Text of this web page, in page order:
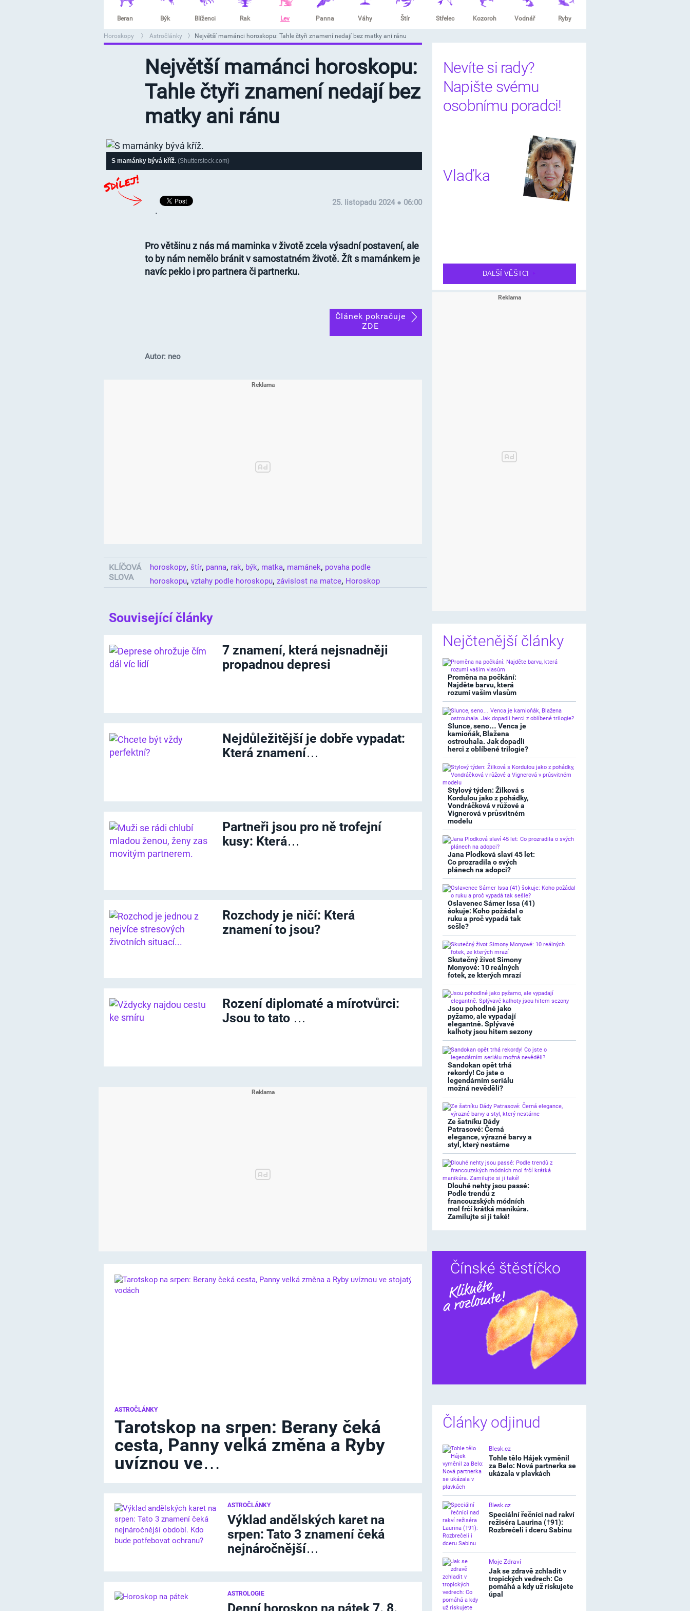
Beran Býk Blíženci Rak Lev Panna Váhy Štír Střelec Kozoroh Vodnář Ryby
Horoskopy Astročlánky Největší mamánci horoskopu: Tahle čtyři znamení nedají bez matky ani ránu
Největší mamánci horoskopu:
Tahle čtyři znamení nedají bez
matky ani ránu
S mamánky bývá kříž. (Shutterstock.com)
.
25. listopadu 2024 ● 06:00
Pro většinu z nás má maminka v životě zcela výsadní postavení, ale
to by nám nemělo bránit v samostatném životě. Žít s mamánkem je
navíc peklo i pro partnera či partnerku.
Článek pokračuje
ZDE
Autor: neo
KLÍČOVÁ
SLOVA
horoskopy, štír, panna, rak, býk, matka, mamánek, povaha podle
horoskopu, vztahy podle horoskopu, závislost na matce, Horoskop
Související články
7 znamení, která nejsnadněji
propadnou depresi
Nejdůležitější je dobře vypadat:
Která znamení…
Partneři jsou pro ně trofejní
kusy: Která…
Rozchody je ničí: Která
znamení to jsou?
Rození diplomaté a mírotvůrci:
Jsou to tato …
ASTROČLÁNKY
Tarotskop na srpen: Berany čeká
cesta, Panny velká změna a Ryby
uvíznou ve…
ASTROČLÁNKY
Výklad andělských karet na
srpen: Tato 3 znamení čeká
nejnáročnější…
ASTROLOGIE
Nevíte si rady?
Napište svému
osobnímu poradci!
Vlaďka
DALŠÍ VĚŠTCI
Nejčtenější články
Proměna na počkání:
Najděte barvu, která
rozumí vašim vlasům
Slunce, seno… Venca je
kamioňák, Blažena
ostrouhala. Jak dopadli
herci z oblíbené trilogie?
Stylový týden: Žilková s
Kordulou jako z pohádky,
Vondráčková v růžové a
Vignerová v průsvitném
modelu
Jana Plodková slaví 45 let:
Co prozradila o svých
plánech na adopci?
Oslavenec Sámer Issa (41)
šokuje: Koho požádal o
ruku a proč vypadá tak
sešle?
Skutečný život Simony
Monyové: 10 reálných
fotek, ze kterých mrazí
Jsou pohodlné jako
pyžamo, ale vypadají
elegantně. Splývavé
kalhoty jsou hitem sezony
Sandokan opět trhá
rekordy! Co jste o
legendárním seriálu
možná nevěděli?
Ze šatníku Dády
Patrasové: Černá
elegance, výrazné barvy a
styl, který nestárne
Dlouhé nehty jsou passé:
Podle trendů z
francouzských módních
mol frčí krátká manikúra.
Zamilujte si ji také!
Čínské štěstíčko
Sdílet
Články odjinud
Blesk.cz
Tohle tělo Hájek vyměnil
za Belo: Nová partnerka se
ukázala v plavkách
Blesk.cz
Speciální řečníci nad rakví
režiséra Laurina (†91):
Rozbrečeli i dceru Sabinu
Moje Zdraví
Jak se zdravě zchladit v
tropických vedrech: Co
pomáhá a kdy už riskujete
úpal